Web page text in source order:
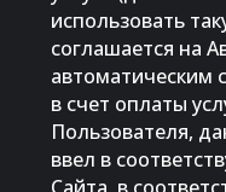
использовать
соглашается на
автоматическим
в счет оплаты
Пользователя,
ввел в